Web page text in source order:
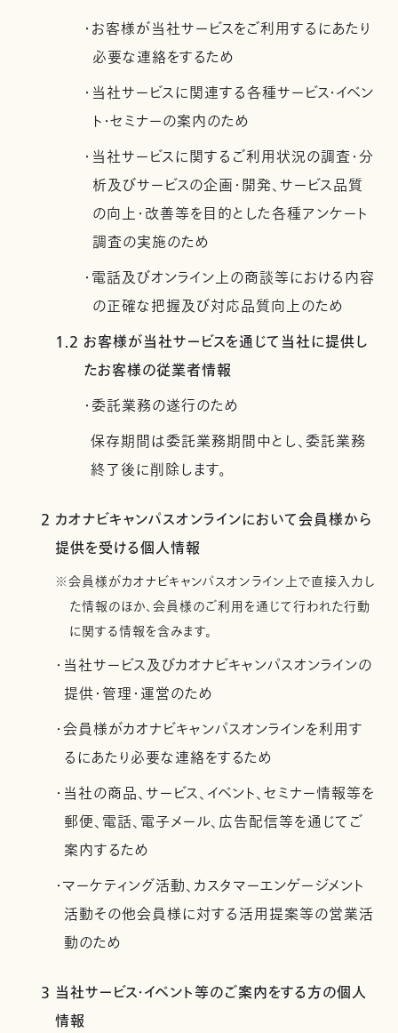
・お客様が当社サービスをご利用するにあたり
必要な連絡をするため
・当社サービスに関連する各種サービス・イベン
ト・セミナーの案内のため
・当社サービスに関するご利用状況の調査・分
析及びサービスの企画・開発、サービス品質
の向上・改善等を目的とした各種アンケート
調査の実施のため
・電話及びオンライン上の商談等における内容
の正確な把握及び対応品質向上のため
1.2 お客様が当社サービスを通じて当社に提供し
たお客様の従業者情報
・委託業務の遂行のため
保存期間は委託業務期間中とし、委託業務
終了後に削除します。
2 カオナビキャンパスオンラインにおいて会員様から
提供を受ける個人情報
※会員様がカオナビキャンパスオンライン上で直接入力し
た情報のほか、会員様のご利用を通じて行われた行動
に関する情報を含みます。
・当社サービス及びカオナビキャンパスオンラインの
提供・管理・運営のため
・会員様がカオナビキャンパスオンラインを利用す
るにあたり必要な連絡をするため
・当社の商品、サービス、イベント、セミナー情報等を
郵便、電話、電子メール、広告配信等を通じてご
案内するため
・マーケティング活動、カスタマーエンゲージメント
活動その他会員様に対する活用提案等の営業活
動のため
3 当社サービス・イベント等のご案内をする方の個人
情報